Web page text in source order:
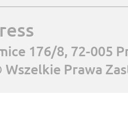
176/8, 72-005
Wszelkie Prawa